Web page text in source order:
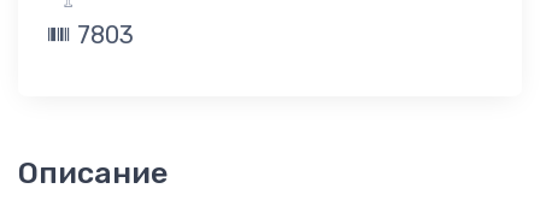
7803
Описание